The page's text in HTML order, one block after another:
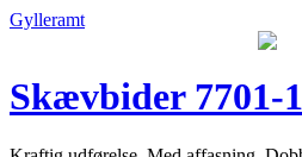
Gylleramt
Skævbider 7701-